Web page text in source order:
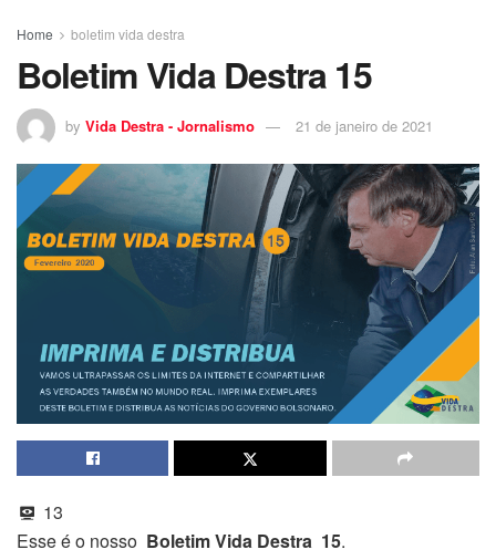
Home boletim vida destra
Boletim Vida Destra 15
by Vida Destra - Jornalismo 21 de janeiro de 2021
13
Esse é o nosso Boletim Vida Destra 15.